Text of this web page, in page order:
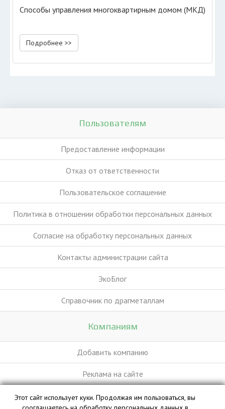
Способы управления многоквартирным домом (МКД)
Подробнее >>
Пользователям
Предоставление информации
Отказ от ответственности
Пользовательское соглашение
Политика в отношении обработки персональных данных
Согласие на обработку персональных данных
Контакты администрации сайта
ЭкоБлог
Справочник по драгметаллам
Компаниям
Добавить компанию
Реклама на сайте
База данных сайта vyvoz.org является интеллектуальной
Этот сайт использует куки. Продолжая им пользоваться, вы